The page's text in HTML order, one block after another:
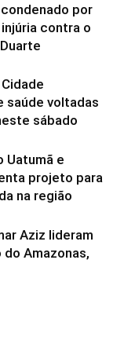
por
contra o
saúde voltadas
sábado
Uatumã e
projeto para
na região
Aziz lideram
Amazonas,